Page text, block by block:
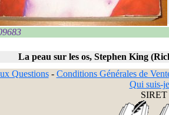
La peau sur les os, Stephen King
Questions- Conditions Générales de
Qui suis-
SIRET